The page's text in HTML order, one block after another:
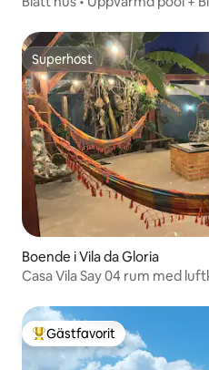
Superhost
Superhost
Boende i Vila da Gloria
Casa Vila Say 04 rum med
Populär gästfavorit
Gästfavorit